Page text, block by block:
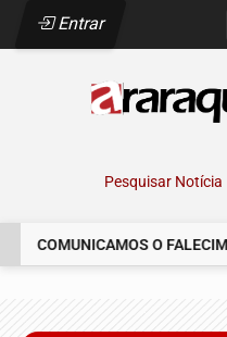
Entrar
Pesquisar Notícia
COMUNICAMOS O